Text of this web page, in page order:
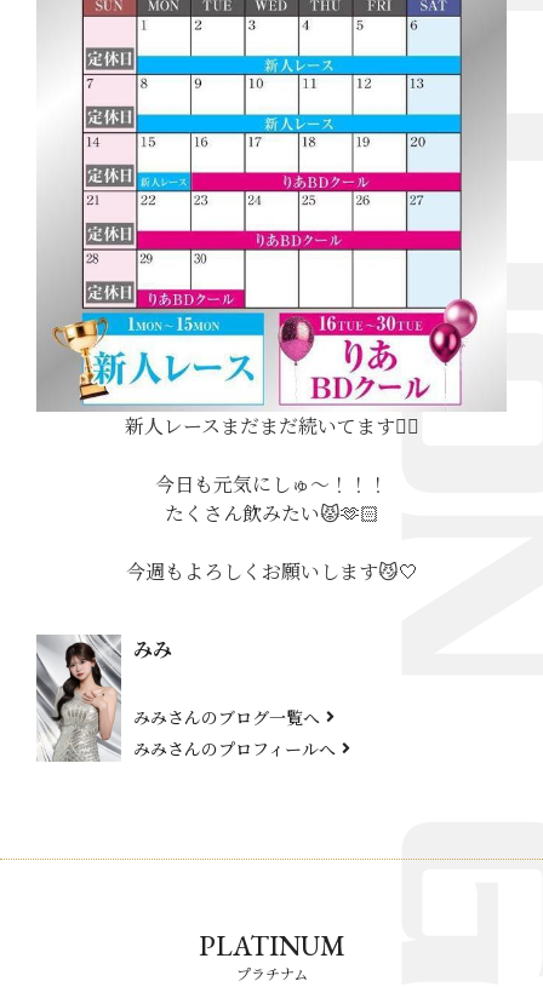
新人レースまだまだ続いてます❤️‍🔥
今日も元気にしゅ〜！！！
たくさん飲みたい😾🫶🏻
今週もよろしくお願いします😼🤍
みみ
みみさんのブログ一覧へ
みみさんのプロフィールへ
PLATINUM
プラチナム